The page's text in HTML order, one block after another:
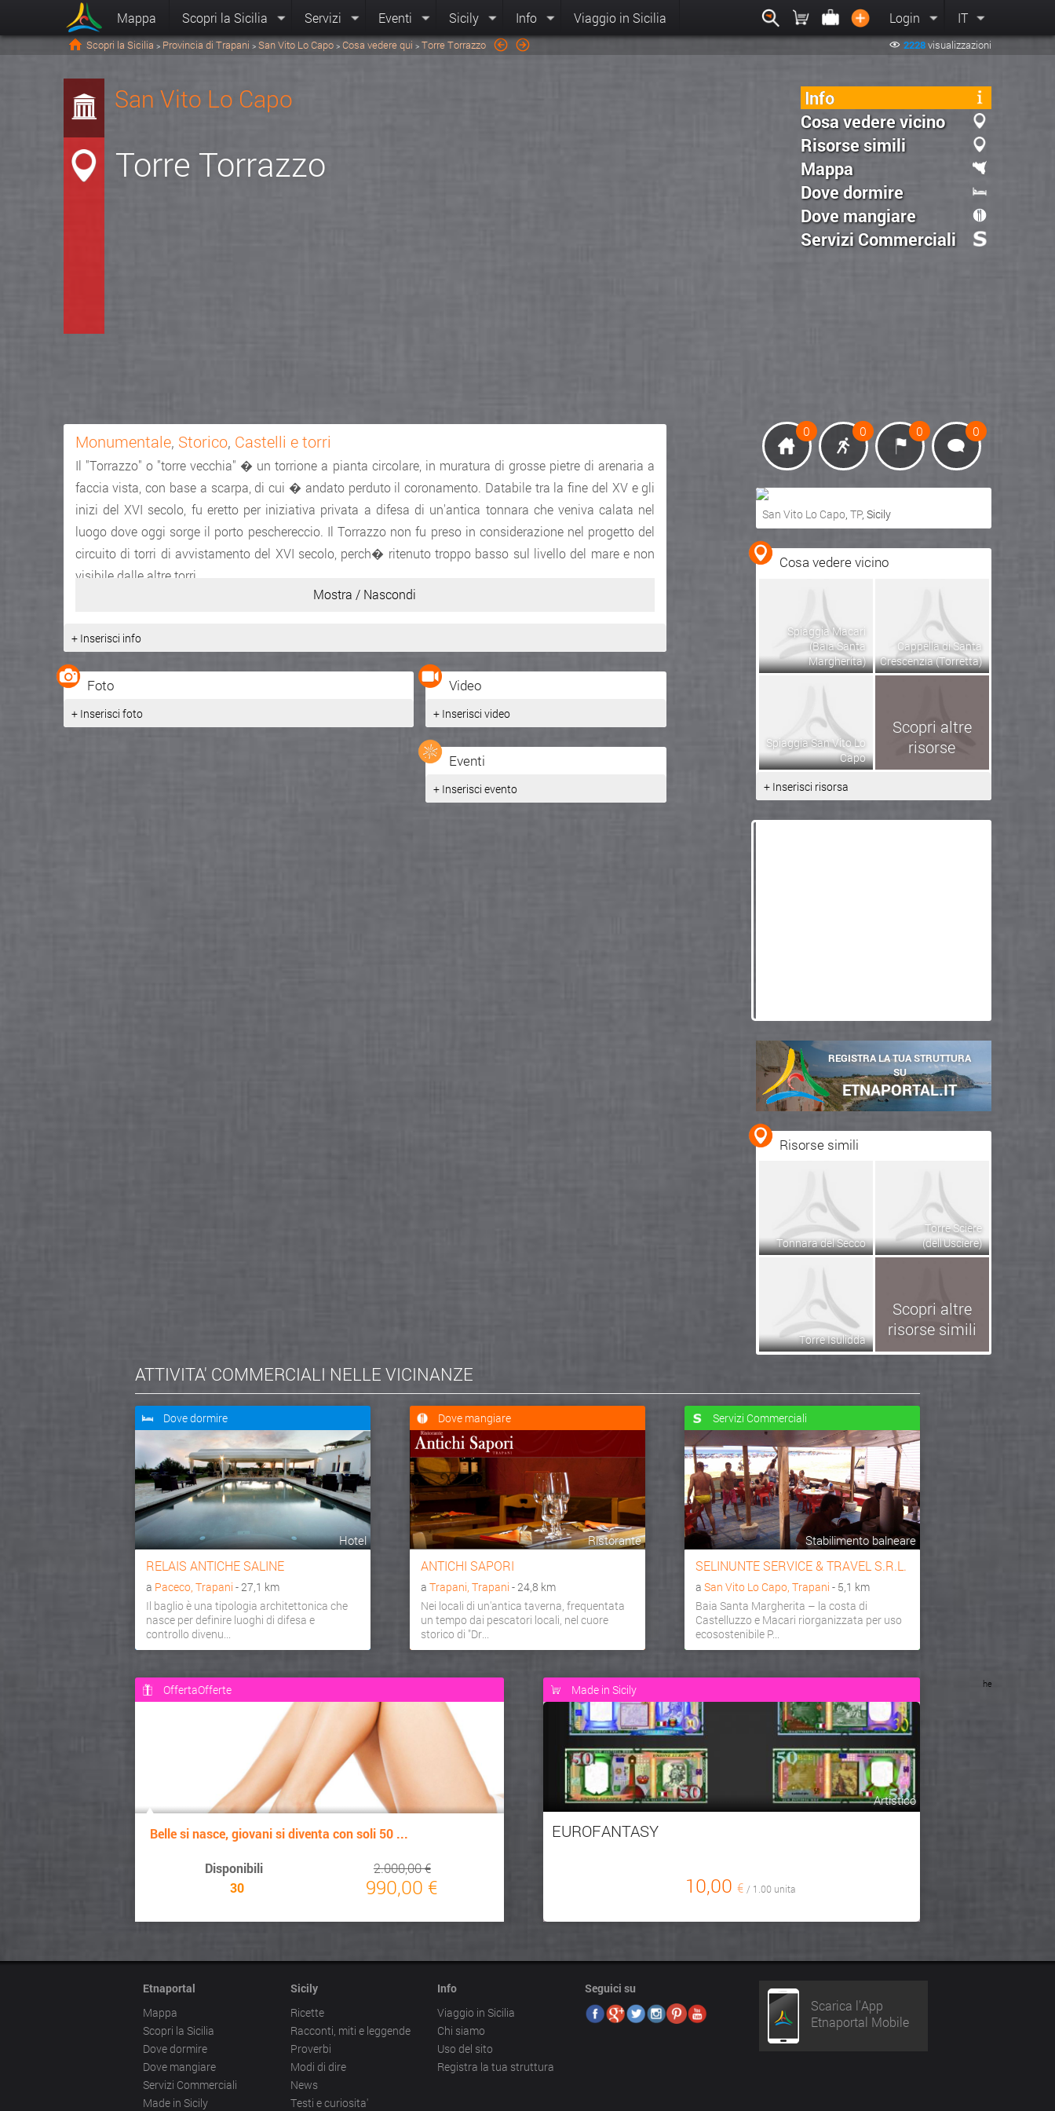
Mappa Scopri la Sicilia Servizi Eventi Sicily Info Viaggio in Sicilia Login IT
Scopri la Sicilia > Provincia di Trapani > San Vito Lo Capo > Cosa vedere qui > Torre Torrazzo 2228visualizzazioni
San Vito Lo Capo
Torre Torrazzo
Info
Cosa vedere vicino
Risorse simili
Mappa
Dove dormire
Dove mangiare
Servizi Commerciali
Monumentale, Storico, Castelli e torri
Il "Torrazzo" o "torre vecchia" � un torrione a pianta circolare, in muratura di grosse pietre di arenaria a
faccia vista, con base a scarpa, di cui � andato perduto il coronamento. Databile tra la fine del XV e gli
inizi del XVI secolo, fu eretto per iniziativa privata a difesa di un'antica tonnara che veniva calata nel
luogo dove oggi sorge il porto peschereccio. Il Torrazzo non fu preso in considerazione nel progetto del
circuito di torri di avvistamento del XVI secolo, perch� ritenuto troppo basso sul livello del mare e non
visibile dalle altre torri.
Mostra / Nascondi
+ Inserisci info
Foto
+ Inserisci foto
Video
+ Inserisci video
Eventi
+ Inserisci evento
0 0 0 0
Ottieni indicazioni stradali
Visualizza mappa
San Vito Lo Capo,TP, Sicily
Cosa vedere vicino
Spiaggia Macari
(Baia Santa
Margherita)
Cappella di Santa
Crescenzia (Torretta)
Spiaggia San Vito Lo
Capo
Scopri altre
risorse
+ Inserisci risorsa
REGISTRA LA TUA STRUTTURA
SU
ETNAPORTAL.IT
Risorse simili
Tonnara del Secco
Torre Sciere
(dell'Usciere)
Torre Isulidda
Scopri altre
risorse simili
ATTIVITA' COMMERCIALI NELLE VICINANZE
Dove dormire
Hotel
RELAIS ANTICHE SALINE
a Paceco, Trapani - 27,1 km
Il baglio è una tipologia architettonica che
nasce per definire luoghi di difesa e
controllo divenu...
Dove mangiare
Ristorante
ANTICHI SAPORI
a Trapani, Trapani - 24,8 km
Nei locali di un'antica taverna, frequentata
un tempo dai pescatori locali, nel cuore
storico di "Dr...
Servizi Commerciali
Stabilimento balneare
SELINUNTE SERVICE & TRAVEL S.R.L.
a San Vito Lo Capo, Trapani - 5,1 km
Baia Santa Margherita – la costa di
Castelluzzo e Macari riorganizzata per uso
ecosostenibile P...
OffertaOfferte
Belle si nasce, giovani si diventa con soli 50 ...
Disponibili
30
2.000,00 €
990,00 €
Made in Sicily
Artistico
EUROFANTASY
10,00 € / 1.00 unita
Etnaportal
Mappa
Scopri la Sicilia
Dove dormire
Dove mangiare
Servizi Commerciali
Made in Sicily
Sicily
Ricette
Racconti, miti e leggende
Proverbi
Modi di dire
News
Testi e curiosita'
Info
Viaggio in Sicilia
Chi siamo
Uso del sito
Registra la tua struttura
Seguici su
Scarica l'App
Etnaportal Mobile
he